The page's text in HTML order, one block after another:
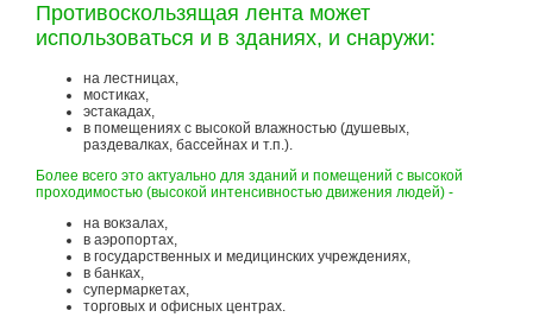
Противоскользящая лента может
использоваться и в зданиях, и снаружи:
на лестницах,
мостиках,
эстакадах,
в помещениях с высокой влажностью (душевых,
раздевалках, бассейнах и т.п.).
Более всего это актуально для зданий и помещений с высокой
проходимостью (высокой интенсивностью движения людей) -
на вокзалах,
в аэропортах,
в государственных и медицинских учреждениях,
в банках,
супермаркетах,
торговых и офисных центрах.